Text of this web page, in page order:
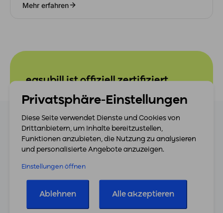
Mehr erfahren
easybill ist offiziell zertifiziert
und ausgezeichnet
Privatsphäre-Einstellungen
Diese Seite verwendet Dienste und Cookies von
Drittanbietern, um Inhalte bereitzustellen,
Funktionen anzubieten, die Nutzung zu analysieren
und personalisierte Angebote anzuzeigen.
Einstellungen öffnen
Ablehnen Alle akzeptieren